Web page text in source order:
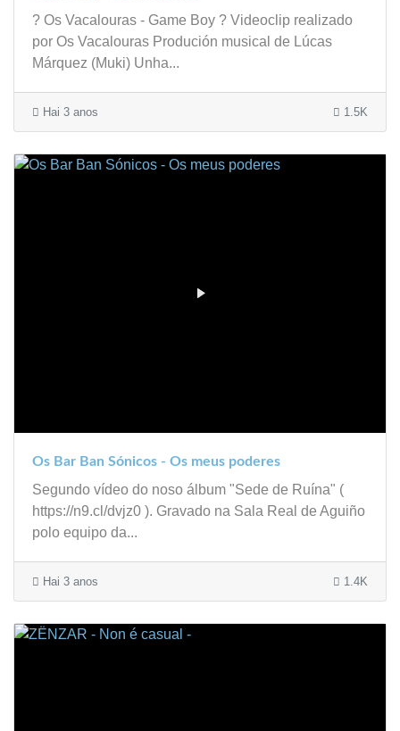
? Os Vacalouras - Game Boy ? Videoclip realizado
por Os Vacalouras Produción musical de Lúcas
Márquez (Muki) Unha...
Hai 3 anos 1.5K
Os Bar Ban Sónicos - Os meus poderes
Segundo vídeo do noso álbum "Sede de Ruína" (
https://n9.cl/dvjz0 ). Gravado na Sala Real de Aguiño
polo equipo da...
Hai 3 anos 1.4K